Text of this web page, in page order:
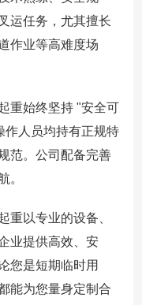
运任务，尤其擅长
作业等高难度场
重始终坚持 "安全可
作人员均持有正规特
范。公司配备完善
。
重以专业的设备、
业提供高效、安
您是短期临时用
能为您量身定制合